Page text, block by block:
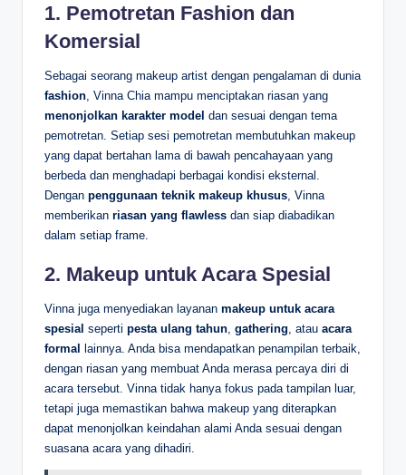
1. Pemotretan Fashion dan
Komersial
Sebagai seorang makeup artist dengan pengalaman di dunia
fashion , Vinna Chia mampu menciptakan riasan yang
menonjolkan karakter model dan sesuai dengan tema
pemotretan. Setiap sesi pemotretan membutuhkan makeup
yang dapat bertahan lama di bawah pencahayaan yang
berbeda dan menghadapi berbagai kondisi eksternal.
Dengan penggunaan teknik makeup khusus , Vinna
memberikan riasan yang flawless dan siap diabadikan
dalam setiap frame.
2. Makeup untuk Acara Spesial
Vinna juga menyediakan layanan makeup untuk acara
spesial seperti pesta ulang tahun gathering , atau acara
formal lainnya. Anda bisa mendapatkan penampilan terbaik,
dengan riasan yang membuat Anda merasa percaya diri di
acara tersebut. Vinna tidak hanya fokus pada tampilan luar,
tetapi juga memastikan bahwa makeup yang diterapkan
dapat menonjolkan keindahan alami Anda sesuai dengan
suasana acara yang dihadiri.